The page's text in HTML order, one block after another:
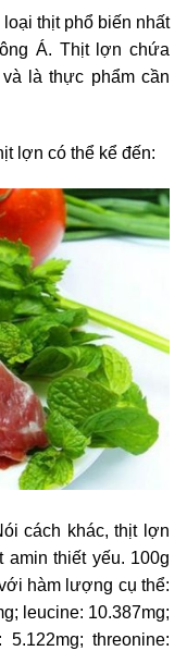
thịt phổ biến nhất
Á. Thịt lợn chứa
là thực phẩm cần
lợn có thể kể đến:
cách khác, thịt lợn
thiết yếu. 100g
hàm lượng cụ thể:
leucine: 10.387mg;
5.122mg; threonine: